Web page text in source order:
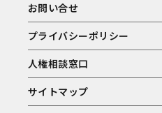
お問い合せ
プライバシーポリシー
人権相談窓口
サイトマップ